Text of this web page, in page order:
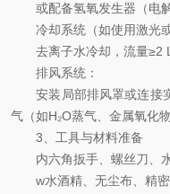
或配备氢氧发生器（电解
冷却系统（如使用激光或
去离子水冷却，流量≥2
排风系统：
安装局部排风罩或连接实
气（如H₂O蒸气、金属氧化
3、工具与材料准备
内六角扳手、螺丝刀、
w水酒精、无尘布、精密